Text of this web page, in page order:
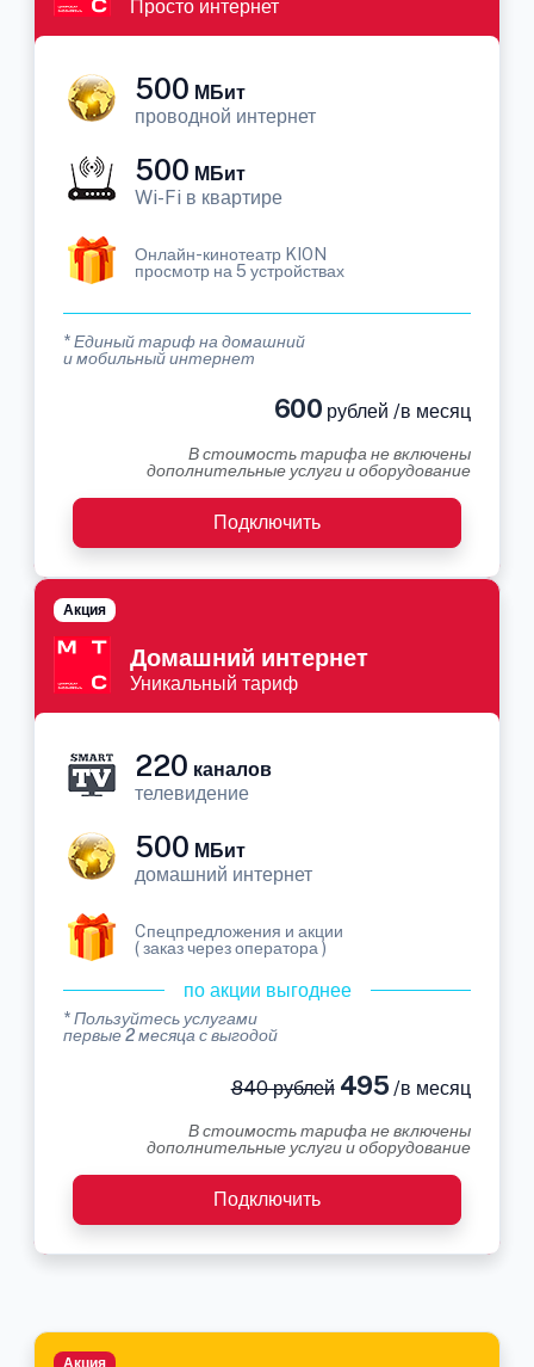
Просто интернет
500 МБит
проводной интернет
500 МБит
Wi-Fi в квартире
Онлайн-кинотеатр KION
просмотр на 5 устройствах
* Единый тариф на домашний
и мобильный интернет
600 рублей /в месяц
В стоимость тарифа не включены
дополнительные услуги и оборудование
Подключить
Домашний интернет
Уникальный тариф
Акция
220 каналов
телевидение
500 МБит
домашний интернет
Cпецпредложения и акции
( заказ через оператора )
по акции выгоднее
* Пользуйтесь услугами
первые 2 месяца с выгодой
840 рублей495 /в месяц
В стоимость тарифа не включены
дополнительные услуги и оборудование
Подключить
Акция